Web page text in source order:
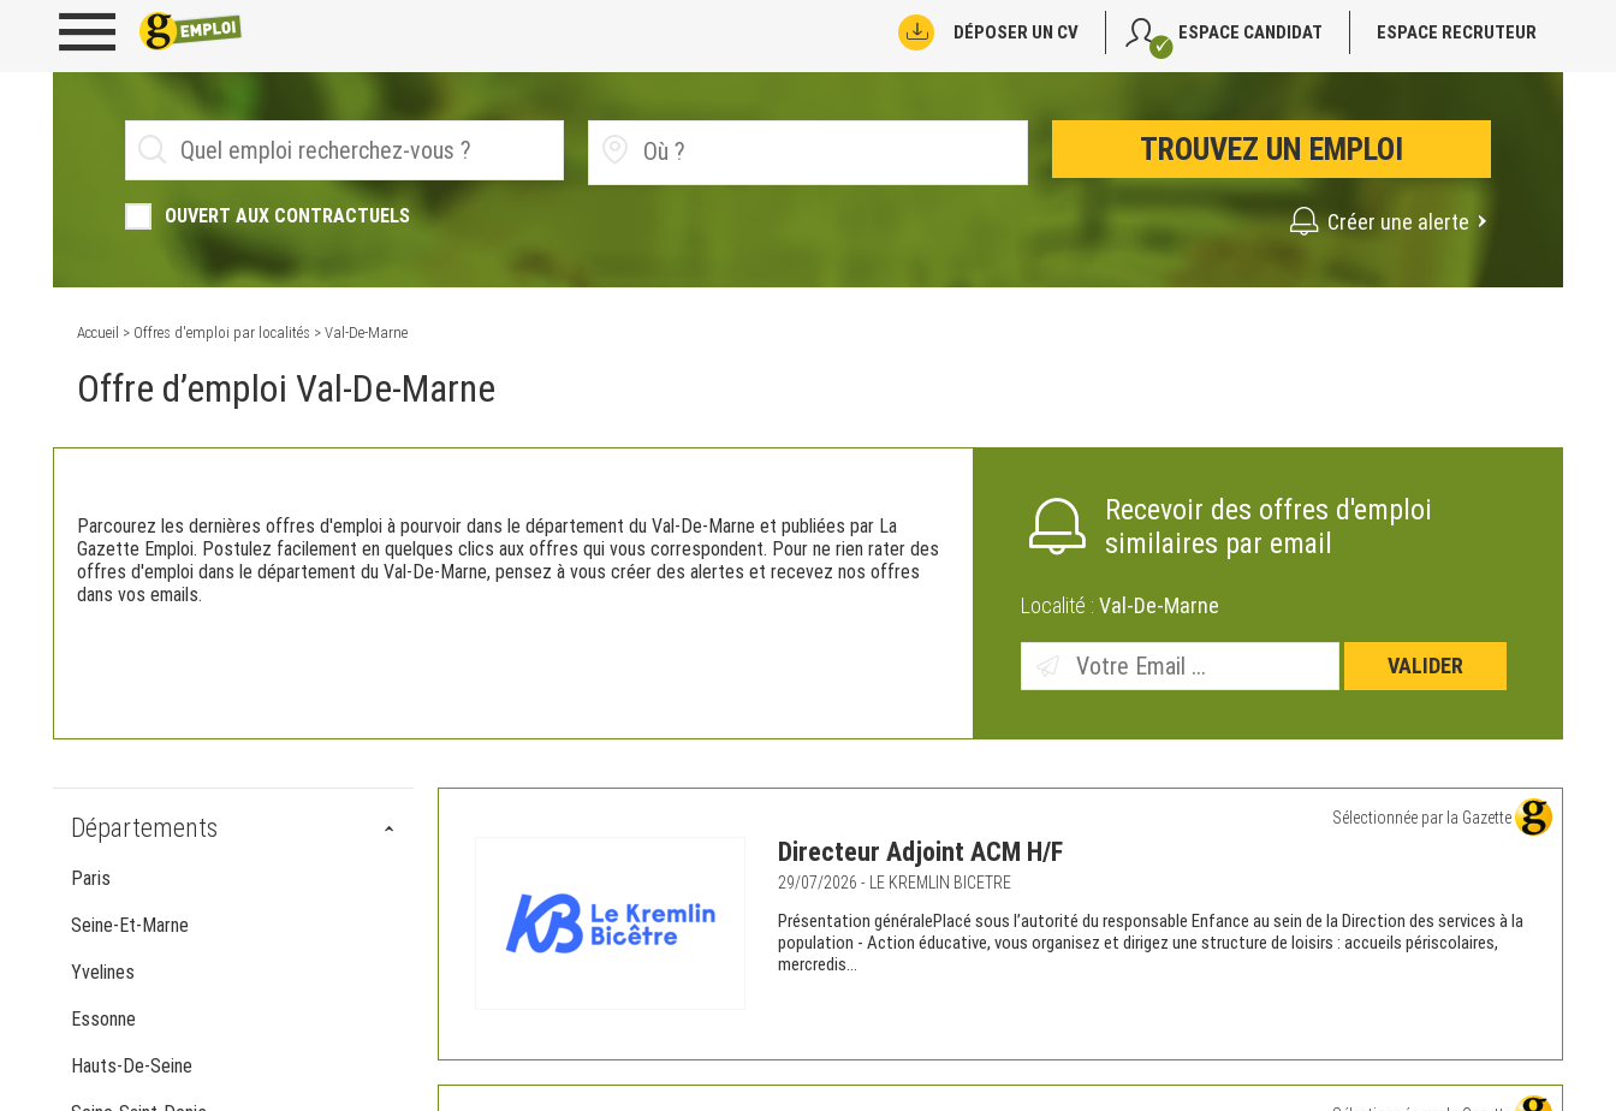
DÉPOSER UN CV ESPACE CANDIDAT ESPACE RECRUTEUR
OUVERT AUX CONTRACTUELS Créer une alerte
Accueil > Offres d'emploi par localités > Val-De-Marne
Offre d’emploi Val-De-Marne
Parcourez les dernières offres d'emploi à pourvoir dans le département du Val-De-Marne et publiées par La
Gazette Emploi. Postulez facilement en quelques clics aux offres qui vous correspondent. Pour ne rien rater des
offres d'emploi dans le département du Val-De-Marne, pensez à vous créer des alertes et recevez nos offres
dans vos emails.
Recevoir des offres d'emploi
similaires par email
Localité : Val-De-Marne
Départements
Paris
Seine-Et-Marne
Yvelines
Essonne
Hauts-De-Seine
Sélectionnée par la Gazette
Directeur Adjoint ACM H/F
29/07/2026 - LE KREMLIN BICETRE
Présentation généralePlacé sous l’autorité du responsable Enfance au sein de la Direction des services à la
population - Action éducative, vous organisez et dirigez une structure de loisirs : accueils périscolaires,
mercredis...